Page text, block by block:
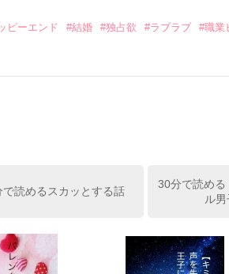
出す。
作品を読む
ピーエンド #結婚 #独占欲 #ラブラブ #職業
いか』といきなりプロポーズをしてきた上
ぜか想像以上に甘くて……🐥💓🦅
で読めるスカッとする話
30分で読める
ル